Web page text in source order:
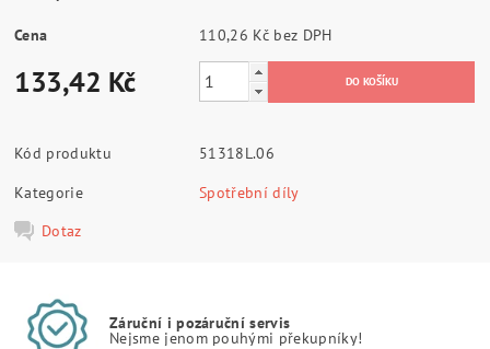
Cena 110,26 Kč bez DPH
133,42 Kč
Kód produktu
51318L.06
Kategorie
Spotřební díly
Dotaz
Záruční i pozáruční servis
Nejsme jenom pouhými překupníky!